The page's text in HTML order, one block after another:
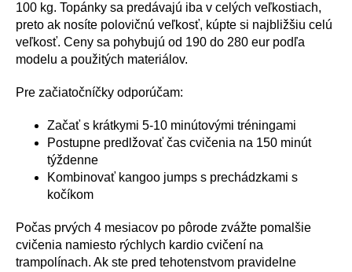
100 kg. Topánky sa predávajú iba v celých veľkostiach,
preto ak nosíte polovičnú veľkosť, kúpte si najbližšiu celú
veľkosť. Ceny sa pohybujú od 190 do 280 eur podľa
modelu a použitých materiálov.
Pre začiatočníčky odporúčam:
Začať s krátkymi 5-10 minútovými tréningami
Postupne predlžovať čas cvičenia na 150 minút
týždenne
Kombinovať kangoo jumps s prechádzkami s
kočíkom
Počas prvých 4 mesiacov po pôrode zvážte pomalšie
cvičenia namiesto rýchlych kardio cvičení na
trampolínach. Ak ste pred tehotenstvom pravidelne